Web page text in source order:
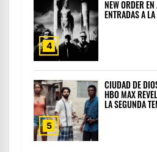
4
NEW ORDER
ENTRADAS A
5
CIUDAD DE
HBO MAX
LA SEGUNDA